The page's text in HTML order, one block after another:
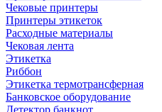
Чековые принтеры
Принтеры этикеток
Расходные материалы
Чековая лента
Этикетка
Риббон
Этикетка термотрансферная
Банковское оборудование
Детектор банкнот